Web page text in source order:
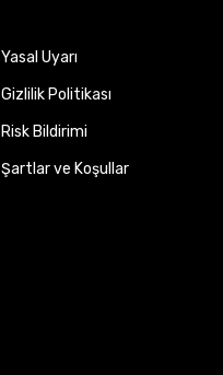
Yasal Uyarı
Gizlilik Politikası
Risk Bildirimi
Şartlar ve Koşullar